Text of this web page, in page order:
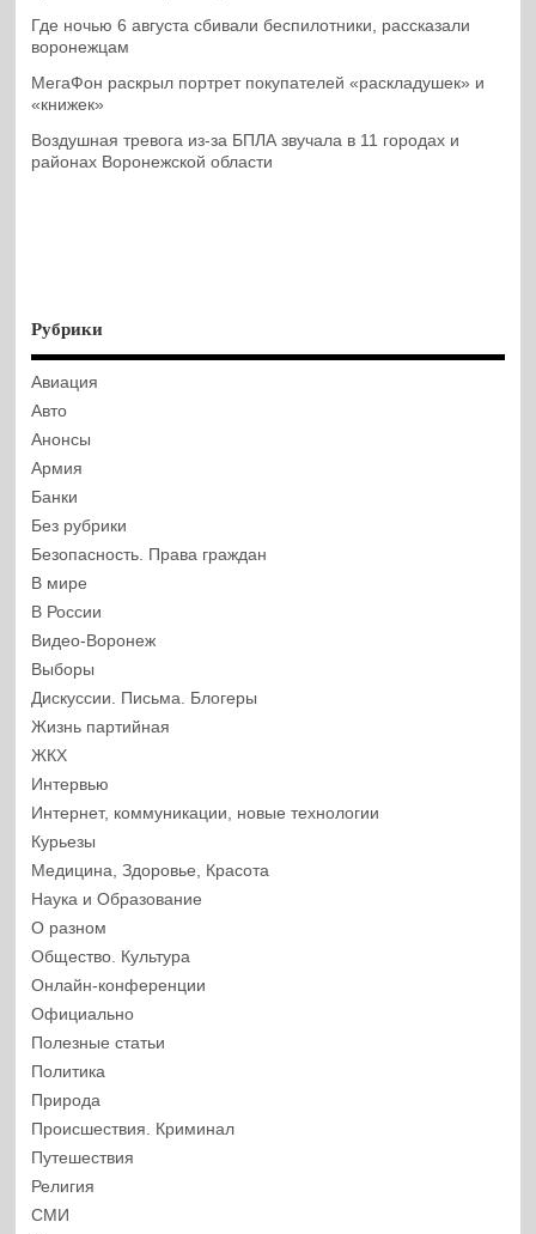
Где ночью 6 августа сбивали беспилотники, рассказали
воронежцам
МегаФон раскрыл портрет покупателей «раскладушек» и
«книжек»
Воздушная тревога из-за БПЛА звучала в 11 городах и
районах Воронежской области
Рубрики
Авиация
Авто
Анонсы
Армия
Банки
Без рубрики
Безопасность. Права граждан
В мире
В России
Видео-Воронеж
Выборы
Дискуссии. Письма. Блогеры
Жизнь партийная
ЖКХ
Интервью
Интернет, коммуникации, новые технологии
Курьезы
Медицина, Здоровье, Красота
Наука и Образование
О разном
Общество. Культура
Онлайн-конференции
Официально
Полезные статьи
Политика
Природа
Происшествия. Криминал
Путешествия
Религия
СМИ